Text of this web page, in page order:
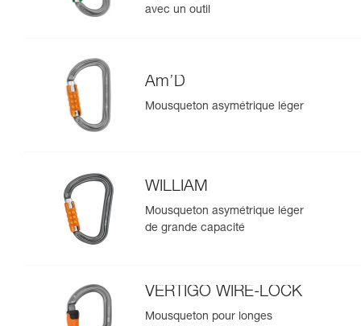
avec un outil
Am’D
Mousqueton asymétrique léger
WILLIAM
Mousqueton asymétrique léger
de grande capacité
VERTIGO WIRE-LOCK
Mousqueton pour longes